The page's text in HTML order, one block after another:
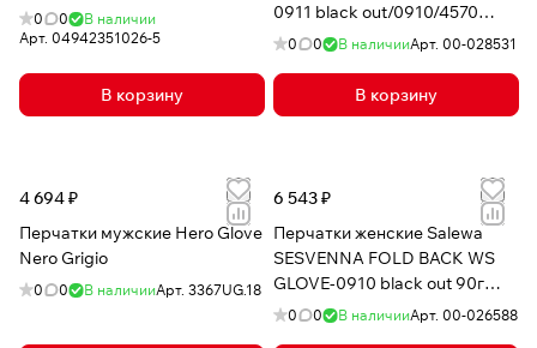
0 0
В наличии
Арт. 04942351026-5
В корзину
0911 black out/0910/4570
145g powertex/alp wool
0 0 В наличииАрт. 00-028531
В корзину
4 694 ₽
Перчатки мужские Hero Glove
Nero Grigio
0 0 В наличииАрт. 3367UG.18
6 543 ₽
Перчатки женские Salewa
SESVENNA FOLD BACK WS
GLOVE-0910 black out 90г
polarlite
0 0 В наличииАрт. 00-026588